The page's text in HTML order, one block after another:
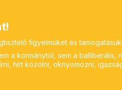
figyelmüket és
a kormánytól, sem a balliberális,
hírt közölni, oknyomozni,